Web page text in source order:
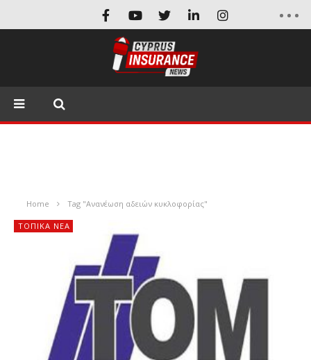
Home Tag "Ανανέωση αδειών κυκλοφορίας"
ΤΟΠΙΚΑ ΝΕΑ